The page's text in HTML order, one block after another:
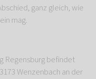
ganz gleich, wie
mag.
Regensburg befindet
Wenzenbach an der